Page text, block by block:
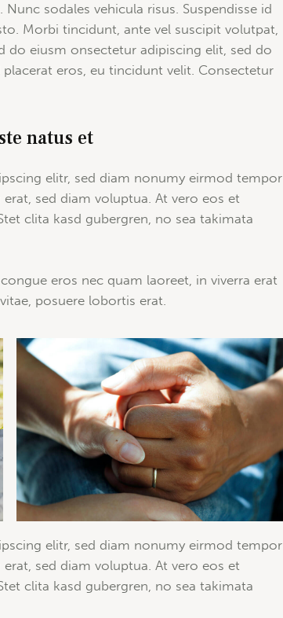
sodales vehicula risus. Suspendisse id
Morbi tincidunt, ante vel suscipit volutpat,
do eiusm onsectetur adipiscing elit, sed do
eros, eu tincidunt velit. Consectetur
natus et
elitr, sed diam nonumy eirmod tempor
sed diam voluptua. At vero eos et
clita kasd gubergren, no sea takimata
eros nec quam laoreet, in viverra erat
posuere lobortis erat.
elitr, sed diam nonumy eirmod tempor
sed diam voluptua. At vero eos et
clita kasd gubergren, no sea takimata